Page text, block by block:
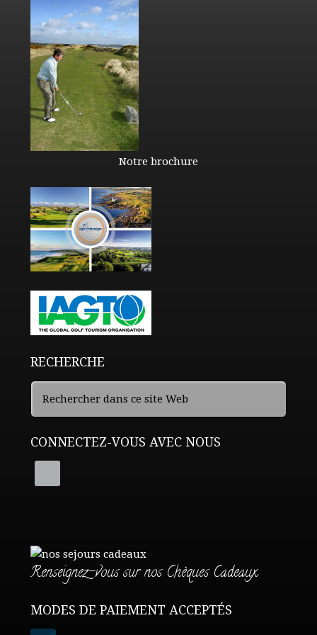
Notre brochure
RECHERCHE
CONNECTEZ-VOUS AVEC NOUS
Renseignez-vous sur nos Chèques Cadeaux
MODES DE PAIEMENT ACCEPTÉS